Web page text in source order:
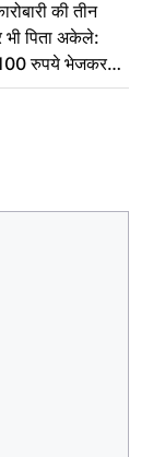
की तीन
भी पिता अकेले:
रुपये भेजकर
नहीं आ पाएंगे